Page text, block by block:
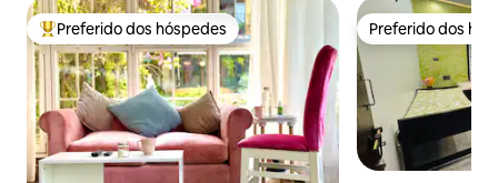
Entre os melhores preferidos dos hóspedes
Preferido dos hóspedes Preferido dos
Preferido dos